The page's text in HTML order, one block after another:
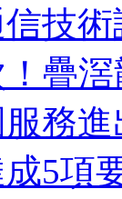
技
疊
務
5項